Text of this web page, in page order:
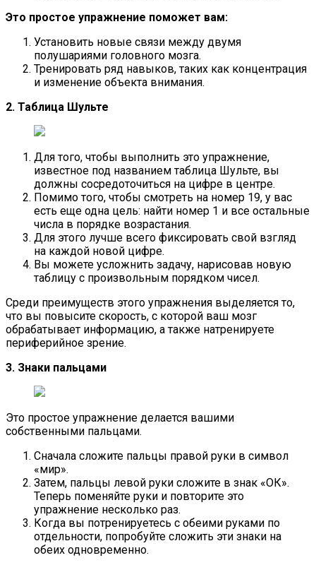
Это простое упражнение поможет вам:
Установить новые связи между двумя
полушариями головного мозга.
Тренировать ряд навыков, таких как концентрация
и изменение объекта внимания.
2. Таблица Шульте
Для того, чтобы выполнить это упражнение,
известное под названием таблица Шульте, вы
должны сосредоточиться на цифре в центре.
Помимо того, чтобы смотреть на номер 19, у вас
есть еще одна цель: найти номер 1 и все остальные
числа в порядке возрастания.
Для этого лучше всего фиксировать свой взгляд
на каждой новой цифре.
Вы можете усложнить задачу, нарисовав новую
таблицу с произвольным порядком чисел.
Среди преимуществ этого упражнения выделяется то,
что вы повысите скорость, с которой ваш мозг
обрабатывает информацию, а также натренируете
периферийное зрение.
3. Знаки пальцами
Это простое упражнение делается вашими
собственными пальцами.
Сначала сложите пальцы правой руки в символ
«мир».
Затем, пальцы левой руки сложите в знак «ОК».
Теперь поменяйте руки и повторите это
упражнение несколько раз.
Когда вы потренируетесь с обеими руками по
отдельности, попробуйте сложить эти знаки на
обеих одновременно.